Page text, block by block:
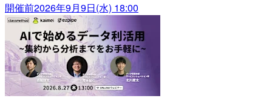
開催前2026年9月9日(水) 18:00